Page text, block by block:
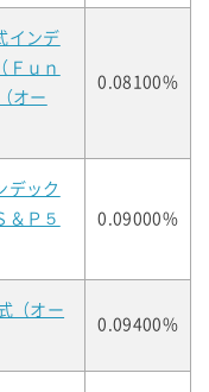
インデ
Ｆｕｎ
オー
0.08100%
デック
＆Ｐ５
0.09000%
（オー
0.09400%